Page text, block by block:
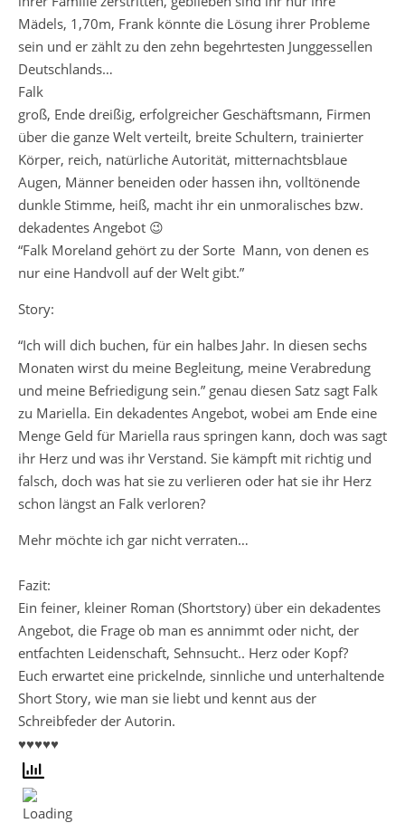
Mädels, 1,70m, Frank könnte die Lösung ihrer Probleme
sein und er zählt zu den zehn begehrtesten Junggessellen
Deutschlands…
Falk
groß, Ende dreißig, erfolgreicher Geschäftsmann, Firmen
über die ganze Welt verteilt, breite Schultern, trainierter
Körper, reich, natürliche Autorität, mitternachtsblaue
Augen, Männer beneiden oder hassen ihn, volltönende
dunkle Stimme, heiß, macht ihr ein unmoralisches bzw.
dekadentes Angebot 😉
“Falk Moreland gehört zu der Sorte Mann, von denen es
nur eine Handvoll auf der Welt gibt.”
Story:
“Ich will dich buchen, für ein halbes Jahr. In diesen sechs
Monaten wirst du meine Begleitung, meine Verabredung
und meine Befriedigung sein.” genau diesen Satz sagt Falk
zu Mariella. Ein dekadentes Angebot, wobei am Ende eine
Menge Geld für Mariella raus springen kann, doch was sagt
ihr Herz und was ihr Verstand. Sie kämpft mit richtig und
falsch, doch was hat sie zu verlieren oder hat sie ihr Herz
schon längst an Falk verloren?
Mehr möchte ich gar nicht verraten…
Fazit:
Ein feiner, kleiner Roman (Shortstory) über ein dekadentes
Angebot, die Frage ob man es annimmt oder nicht, der
entfachten Leidenschaft, Sehnsucht.. Herz oder Kopf?
Euch erwartet eine prickelnde, sinnliche und unterhaltende
Short Story, wie man sie liebt und kennt aus der
Schreibfeder der Autorin.
♥♥♥♥♥